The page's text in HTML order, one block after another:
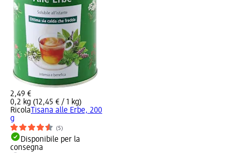
2,49 €
0,2 kg (12,45 € / 1 kg)
Ricola Tisana alle Erbe, 200
g
(5)
Disponibile per la
consegna